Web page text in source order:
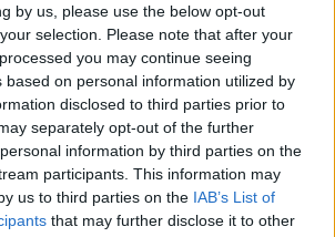
by us, please use the below opt-out
selection. Please note that after your
you may continue seeing
based on personal information utilized by
disclosed to third parties prior to
separately opt-out of the further
information by third parties on the
participants. This information may
us to third parties on the IAB’s List of
that may further disclose it to other
Την πόλη που σε κάθε συνοικία
και γνωστούς. Τελικά, την πόλη
και πάντα θα είναι, αφετηρία,
μου».
την ομιλία του υπογράμμισε:
τελικά, εκπληρώνει την
ανάγκη να εκμυστηρευθώ, όχι